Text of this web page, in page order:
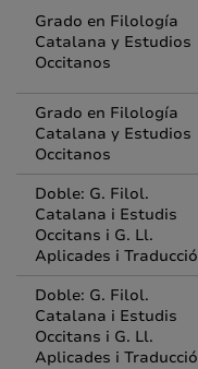
Grado en Filología
Catalana y Estudios
Occitanos
Grado en Filología
Catalana y Estudios
Occitanos
Doble: G. Filol.
Catalana i Estudis
Occitans i G. Ll.
Aplicades i Traducció
Doble: G. Filol.
Catalana i Estudis
Occitans i G. Ll.
Aplicades i Traducció